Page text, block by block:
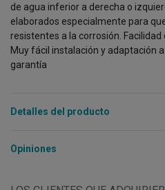
de agua inferior a derecha o
elaborados especialmente para
resistentes a la corrosión.
Muy fácil instalación y adaptación
garantía
Detalles del producto
Opiniones